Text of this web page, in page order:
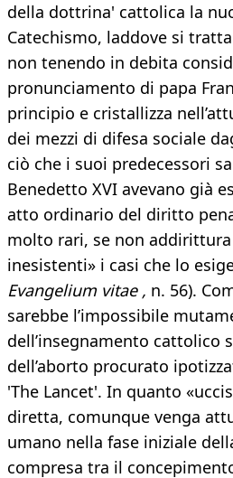
della dottrina' cattolica la
Catechismo, laddove si
non tenendo in debita
pronunciamento di papa
principio e cristallizza
dei mezzi di difesa sociale
ciò che i suoi predecessori
Benedetto XVI avevano già
atto ordinario del diritto
molto rari, se non
inesistenti» i casi che lo
Evangelium vitae , n. 56).
sarebbe l’impossibile
dell’insegnamento cattolico
dell’aborto procurato
'The Lancet'. In quanto
diretta, comunque venga
umano nella fase iniziale
compresa tra il